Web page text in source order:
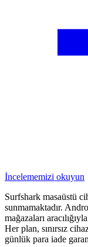
İncelememizi okuyun
Surfshark masaüstü
sunmamaktadır.
mağazaları
Her plan, sınırsız
günlük para iade